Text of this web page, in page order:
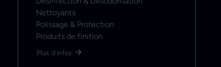
Nettoyants
Polissage & Protection
Produits de finition
Plus d'infos